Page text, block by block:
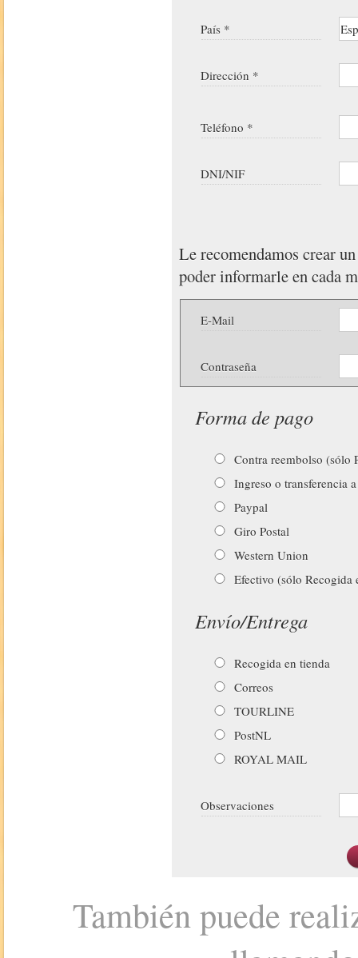
País *
Dirección *
Teléfono *
DNI/NIF
Le recomendamos crear
poder informarle en cada
E-Mail
Contraseña
Forma de pago
Contra reembolso (sólo
Ingreso o transferencia
Paypal
Giro Postal
Western Union
Efectivo (sólo Recogida
Envío/Entrega
Recogida en tienda
Correos
TOURLINE
PostNL
ROYAL MAIL
Observaciones
También puede